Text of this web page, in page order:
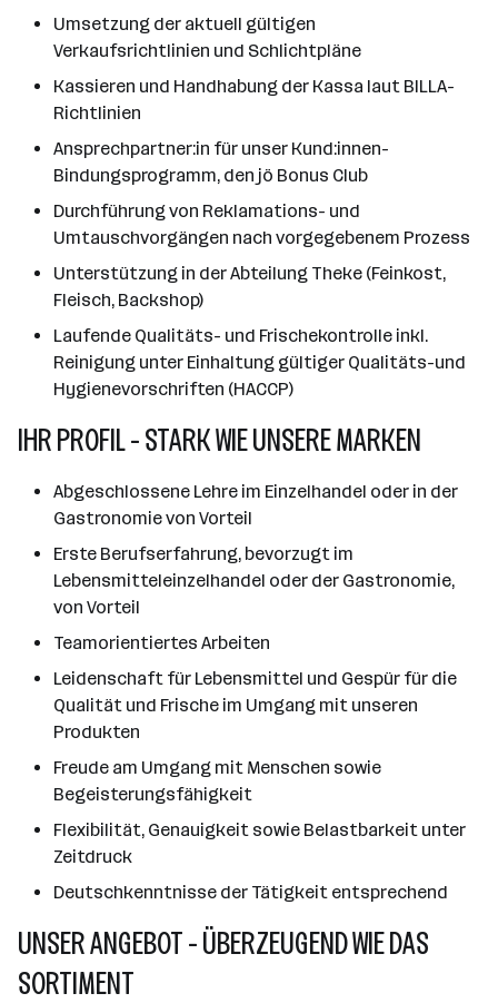
Umsetzung der aktuell gültigen
Verkaufsrichtlinien und Schlichtpläne
Kassieren und Handhabung der Kassa laut BILLA-
Richtlinien
Ansprechpartner:in für unser Kund:innen-
Bindungsprogramm, den jö Bonus Club
Durchführung von Reklamations- und
Umtauschvorgängen nach vorgegebenem Prozess
Unterstützung in der Abteilung Theke (Feinkost,
Fleisch, Backshop)
Laufende Qualitäts- und Frischekontrolle inkl.
Reinigung unter Einhaltung gültiger Qualitäts-und
Hygienevorschriften (HACCP)
IHR PROFIL - STARK WIE UNSERE MARKEN
Abgeschlossene Lehre im Einzelhandel oder in der
Gastronomie von Vorteil
Erste Berufserfahrung, bevorzugt im
Lebensmitteleinzelhandel oder der Gastronomie,
von Vorteil
Teamorientiertes Arbeiten
Leidenschaft für Lebensmittel und Gespür für die
Qualität und Frische im Umgang mit unseren
Produkten
Freude am Umgang mit Menschen sowie
Begeisterungsfähigkeit
Flexibilität, Genauigkeit sowie Belastbarkeit unter
Zeitdruck
Deutschkenntnisse der Tätigkeit entsprechend
UNSER ANGEBOT - ÜBERZEUGEND WIE DAS
SORTIMENT